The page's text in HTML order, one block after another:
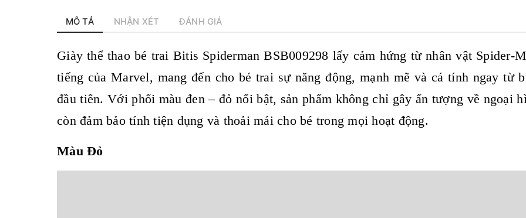
MÔ TẢ NHẬN XÉT ĐÁNH GIÁ
Giày thể thao bé trai Bitis Spiderman BSB009298 lấy cảm hứng từ nhân vật Spider-
tiếng của Marvel, mang đến cho bé trai sự năng động, mạnh mẽ và cá tính ngay từ
đầu tiên. Với phối màu đen – đỏ nổi bật, sản phẩm không chỉ gây ấn tượng về ngoại
còn đảm bảo tính tiện dụng và thoải mái cho bé trong mọi hoạt động.
Màu Đỏ